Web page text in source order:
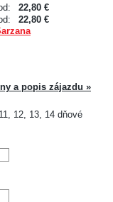
22,80 €
22,80 €
a popis zájazdu »
12, 13, 14 dňové